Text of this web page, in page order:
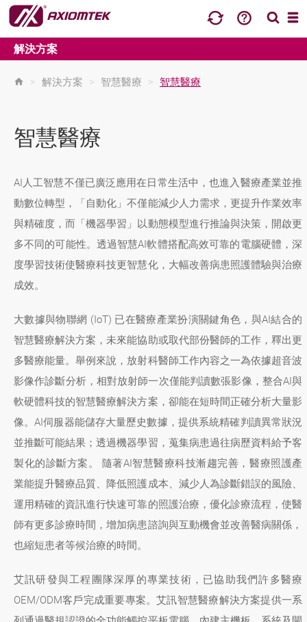
解決方案
> 解決方案 > 智慧醫療 > 智慧醫療
智慧醫療
AI人工智慧不僅已廣泛應用在日常生活中，也進入醫療產業並推
動數位轉型，「自動化」不僅能減少人力需求，更提升作業效率
與精確度，而「機器學習」以動態模型進行推論與決策，開啟更
多不同的可能性。透過智慧AI軟體搭配高效可靠的電腦硬體，深
度學習技術使醫療科技更智慧化，大幅改善病患照護體驗與治療
成效。
大數據與物聯網 (IoT) 已在醫療產業扮演關鍵角色，與AI結合的
智慧醫療解決方案，未來能協助或取代部份醫師的工作，釋出更
多醫療能量。舉例來說，放射科醫師工作內容之一為依據超音波
影像作診斷分析，相對放射師一次僅能判讀數張影像，整合AI與
軟硬體科技的智慧醫療解決方案，卻能在短時間正確分析大量影
像。AI伺服器能儲存大量歷史數據，提供系統精確判讀異常狀況
並推斷可能結果；透過機器學習，蒐集病患過往病歷資料給予客
製化的診斷方案。 隨著AI智慧醫療科技漸趨完善，醫療照護產
業能提升醫療品質、降低照護成本、減少人為診斷錯誤的風險、
運用精確的資訊進行快速可靠的照護治療，優化診療流程，使醫
師有更多診療時間，增加病患諮詢與互動機會並改善醫病關係，
也縮短患者等候治療的時間。
艾訊研發與工程團隊深厚的專業技術，已協助我們許多醫療
OEM/ODM客戶完成重要專案。艾訊智慧醫療解決方案提供一系